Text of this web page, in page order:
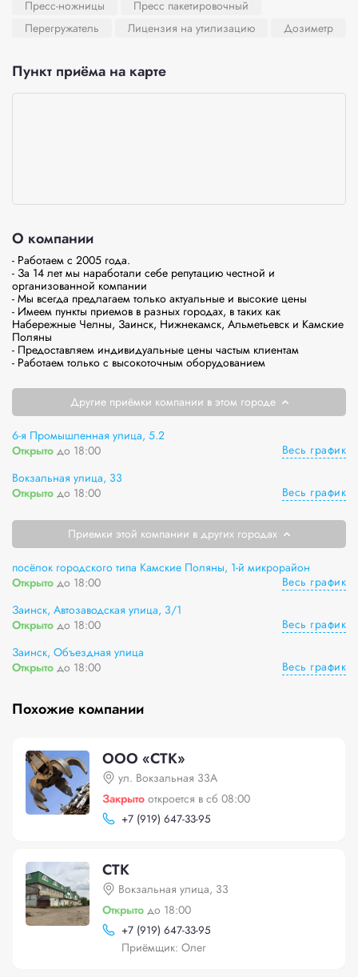
Пресс-ножницы
Пресс пакетировочный
Перегружатель
Лицензия на утилизацию Дозиметр
Пункт приёма на карте
О компании
- Работаем с 2005 года.
- За 14 лет мы наработали себе репутацию честной и
организованной компании
- Мы всегда предлагаем только актуальные и высокие цены
- Имеем пункты приемов в разных городах, в таких как
Набережные Челны, Заинск, Нижнекамск, Альметьевск и Камские
Поляны
- Предоставляем индивидуальные цены частым клиентам
- Работаем только с высокоточным оборудованием
Другие приёмки компании в этом городе
6-я Промышленная улица, 5.2
Открыто до 18:00
Весь график
Вокзальная улица, 33
Открыто до 18:00 Весь график
Приемки этой компании в других городах
посёлок городского типа Камские Поляны, 1-й микрорайон
Открыто до 18:00
Весь график
Заинск, Автозаводская улица, 3/1
Открыто до 18:00
Весь график
Заинск, Объездная улица
Открыто до 18:00 Весь график
Похожие компании
ООО «СТК»
ул. Вокзальная 33А
Закрыто откроется в сб 08:00
+7 (919) 647-33-95
СТК
Вокзальная улица, 33
Открыто до 18:00
+7 (919) 647-33-95
Приёмщик: Олег